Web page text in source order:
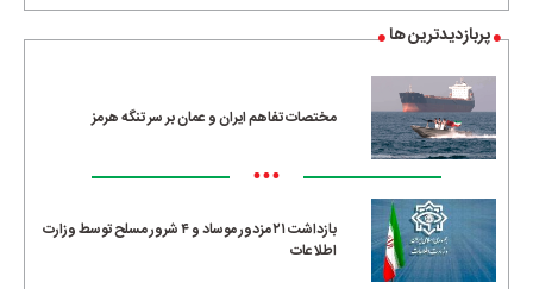
پربازدیدترین ها
مختصات تفاهم ایران و عمان بر سر تنگه هرمز
•••
بازداشت ۲۱ مزدور موساد و ۴ شرور مسلح توسط وزارت
اطلاعات